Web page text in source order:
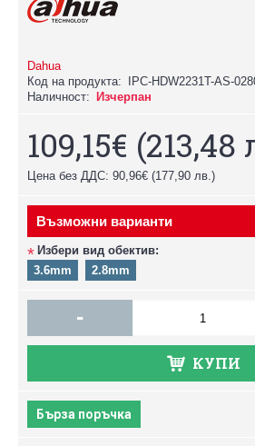
Dahua
Код на продукта:
IPC-HDW2231T-AS-
Наличност:
Изчерпан
109,15€ (213,48
Цена без ДДС: 90,96€ (177,90 лв.)
Възможни варианти
* Избери вид обектив:
3.6mm
2.8mm
-
КУПИ
Бърза поръчка